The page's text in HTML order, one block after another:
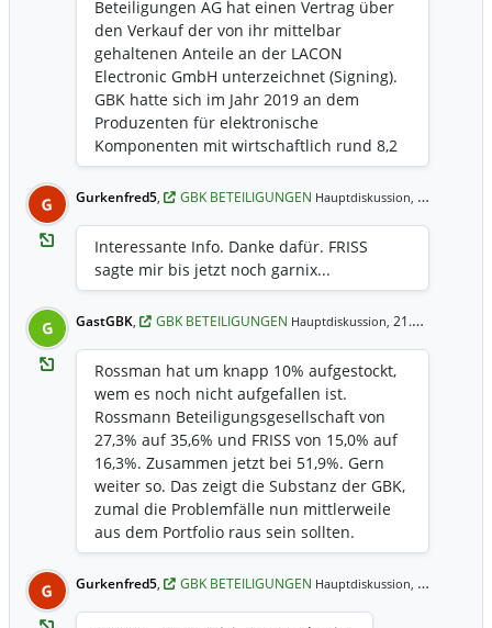
Beteiligungen AG hat einen Vertrag über
den Verkauf der von ihr mittelbar
gehaltenen Anteile an der LACON
Electronic GmbH unterzeichnet (Signing).
GBK hatte sich im Jahr 2019 an dem
Produzenten für elektronische
Komponenten mit wirtschaftlich rund 8,2
% beteiligt. Der Vollzug der Transaktion
(Closing) steht unter dem Vorbehalt
erste Quartal des Jahres 2026 erwartet
werden. Im Falle des Closings erzielt GBK
einen Gewinn, der das Realisierte
nach Abzug von Kosten um rund 1,0
Millionen Euro verbessert. Da der
Zeitwert der Beteiligung im
Jahresabschluss 2024 um rund 0,1
Millionen Euro geringer ausgewiesen
wurde, erhöht sich der Net Asset Value
von GBK bei Closing um eben diesen
Betrag.
G Gurkenfred5, GBK BETEILIGUNGEN Hauptdiskussion,
Interessante Info. Danke dafür. FRISS
sagte mir bis jetzt noch garnix...
G GastGBK, GBK BETEILIGUNGEN Hauptdiskussion, 21.03.2025 12:11 Uhr
Rossman hat um knapp 10% aufgestockt,
wem es noch nicht aufgefallen ist.
Rossmann Beteiligungsgesellschaft von
27,3% auf 35,6% und FRISS von 15,0% auf
16,3%. Zusammen jetzt bei 51,9%. Gern
weiter so. Das zeigt die Substanz der GBK,
zumal die Problemfälle nun mittlerweile
aus dem Portfolio raus sein sollten.
G Gurkenfred5, GBK BETEILIGUNGEN Hauptdiskussion,